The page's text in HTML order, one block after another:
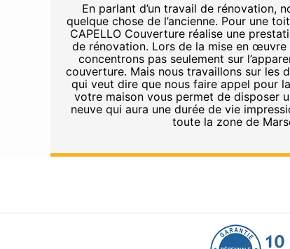
En parlant d’un travail de rénovation,
quelque chose de l’ancienne. Pour une
CAPELLO Couverture réalise une
de rénovation. Lors de la mise en
concentrons pas seulement sur
couverture. Mais nous travaillons sur les
qui veut dire que nous faire appel pour
votre maison vous permet de disposer
neuve qui aura une durée de vie
toute la zone de